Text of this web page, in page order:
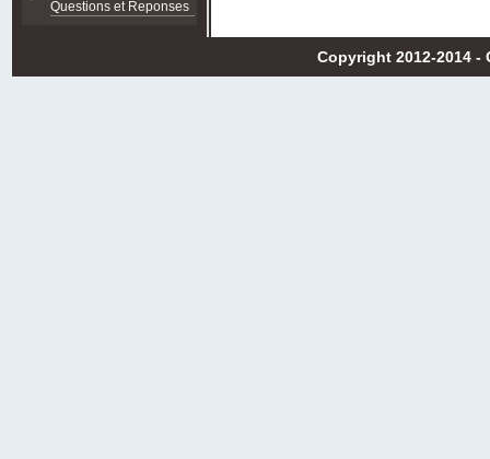
Questions et Reponses
Copyright 2012-2014 -